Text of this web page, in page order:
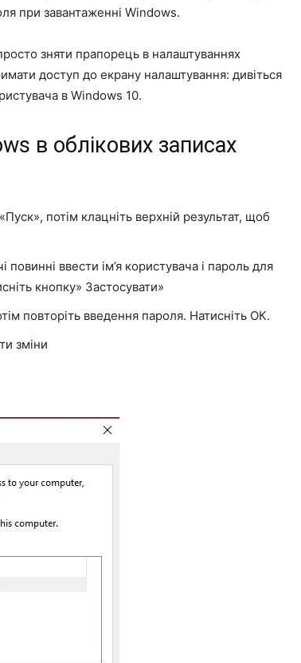
при завантаженні Windows.
зняти прапорець в налаштуваннях
доступ до екрану налаштування: дивіться
в Windows 10.
в облікових записах
потім клацніть верхній результат, щоб
повинні ввести ім’я користувача і пароль для
кнопку» Застосувати»
повторіть введення пароля. Натисніть ОК.
зміни